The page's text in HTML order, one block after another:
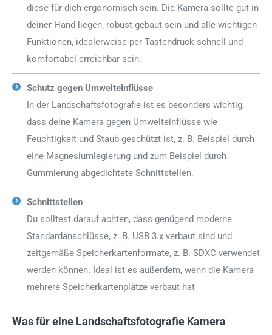
diese für dich ergonomisch sein. Die Kamera sollte gut in
deiner Hand liegen, robust gebaut sein und alle wichtigen
Funktionen, idealerweise per Tastendruck schnell und
komfortabel erreichbar sein.
Schutz gegen Umwelteinflüsse
In der Landschaftsfotografie ist es besonders wichtig,
dass deine Kamera gegen Umwelteinflüsse wie
Feuchtigkeit und Staub geschützt ist, z. B. Beispiel durch
eine Magnesiumlegierung und zum Beispiel durch
Gummierung abgedichtete Schnittstellen.
Schnittstellen
Du solltest darauf achten, dass genügend moderne
Standardanschlüsse, z. B. USB 3.x verbaut sind und
zeitgemäße Speicherkartenformate, z. B. SDXC verwendet
werden können. Ideal ist es außerdem, wenn die Kamera
mehrere Speicherkartenplätze verbaut hat
Was für eine Landschaftsfotografie Kamera